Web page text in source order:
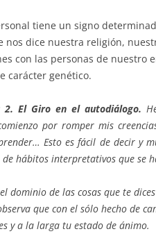
tiene un signo
nos dice nuestra religión,
con las personas de
carácter genético.
2. El Giro en el autodiálogo.
por romper mis
Esto es fácil de decir y
hábitos interpretativos que se
dominio de las cosas que te
que con el sólo hecho de
y a la larga tu estado de ánimo.